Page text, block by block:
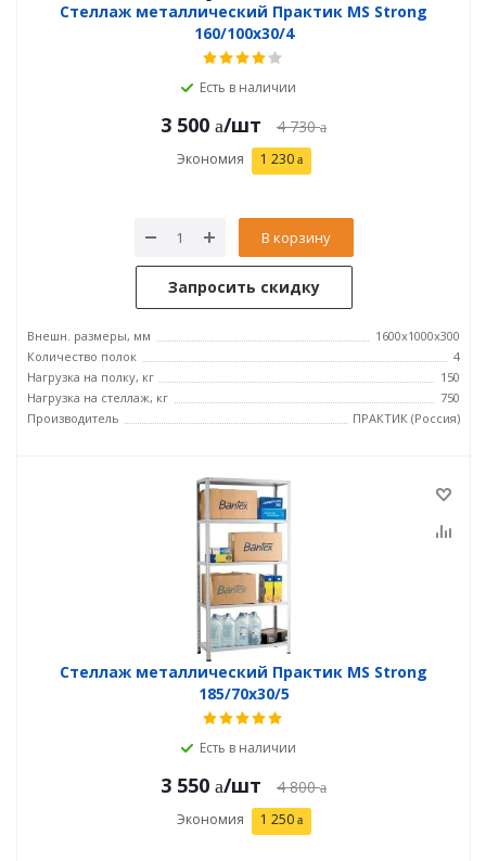
Стеллаж металлический Практик MS Strong
160/100x30/4
Есть в наличии
3 500 /шт 4 730
Экономия 1 230
В корзину
Запросить скидку
Внешн. размеры, мм
1600x1000x300
Количество полок
4
Нагрузка на полку, кг
150
Нагрузка на стеллаж, кг
750
Производитель
ПРАКТИК (Россия)
Стеллаж металлический Практик MS Strong
185/70x30/5
Есть в наличии
3 550 /шт 4 800
Экономия 1 250